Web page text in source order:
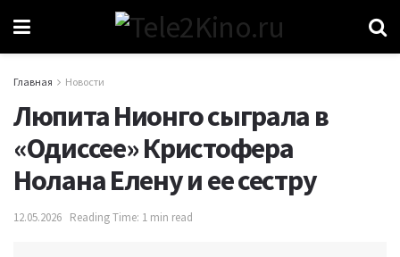
Главная Новости
Люпита Нионго сыграла в
«Одиссее» Кристофера
Нолана Елену и ее сестру
12.05.2026 Reading Time: 1 min read